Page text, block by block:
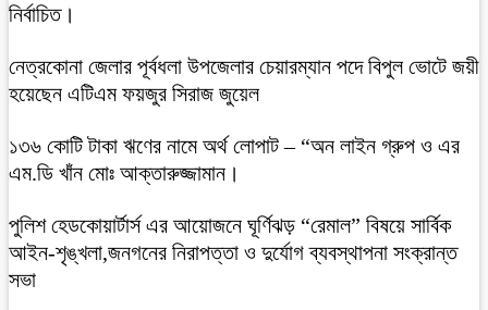
নির্বাচিত।
নেত্রকোনা জেলার পূর্বধলা উপজেলার চেয়ারম্যান পদে বিপুল ভোটে জয়ী
হয়েছেন এটিএম ফয়জুর সিরাজ জুয়েল
১৩৬ কোটি টাকা ঋণের নামে অর্থ লোপাট – “অন লাইন গ্রুপ ও এর
এম.ডি খাঁন মোঃ আক্তারুজ্জামান।
পুলিশ হেডকোয়ার্টার্স এর আয়োজনে ঘূর্ণিঝড় “রেমাল” বিষয়ে সার্বিক
আইন-শৃঙ্খলা,জনগনের নিরাপত্তা ও দুর্যোগ ব্যবস্থাপনা সংক্রান্ত
সভা